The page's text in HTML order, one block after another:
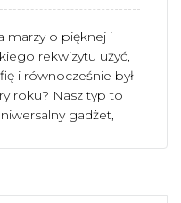
marzy o pięknej i
rekwizytu użyć,
i równocześnie był
roku? Nasz typ to
gadżet,